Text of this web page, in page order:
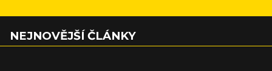
NEJNOVĚJŠÍ ČLÁNKY